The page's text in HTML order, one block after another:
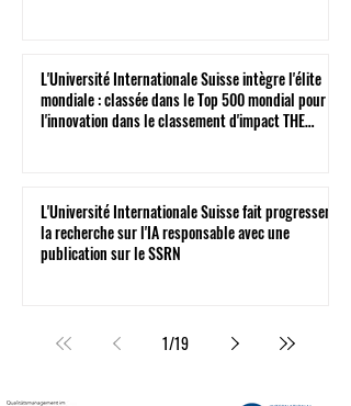
L'Université Internationale Suisse intègre l'élite
mondiale : classée dans le Top 500 mondial pour
l'innovation dans le classement d'impact THE
L'Université Internationale Suisse fait progresser
la recherche sur l'IA responsable avec une
publication sur le SSRN
1/19